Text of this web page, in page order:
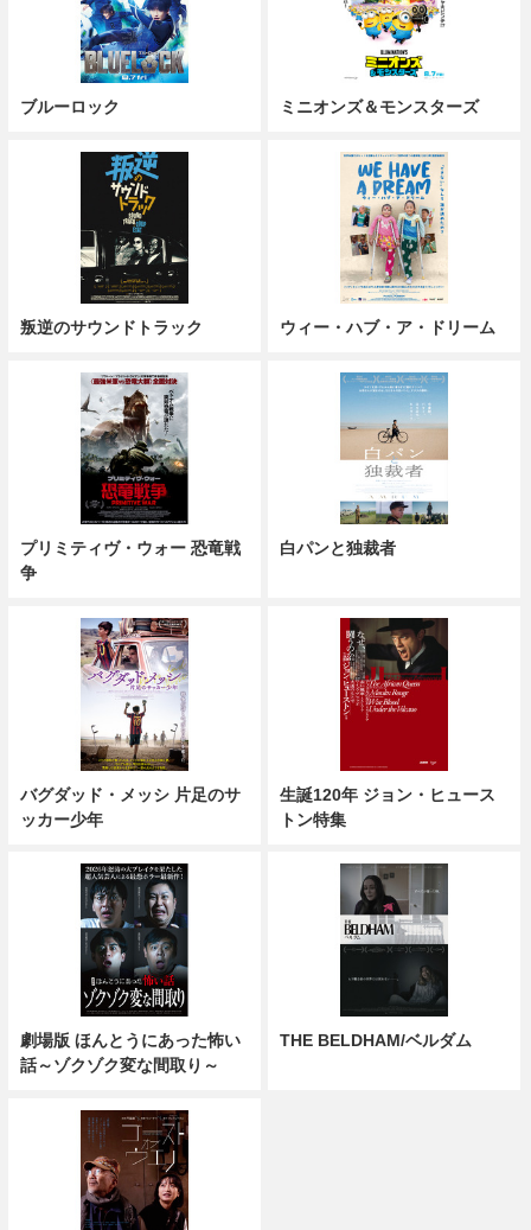
ブルーロック ミニオンズ＆モンスターズ
叛逆のサウンドトラック ウィー・ハブ・ア・ドリーム
プリミティヴ・ウォー 恐竜戦
争
白パンと独裁者
バグダッド・メッシ 片足のサ
ッカー少年
生誕120年 ジョン・ヒュース
トン特集
劇場版 ほんとうにあった怖い
話～ゾクゾク変な間取り～
THE BELDHAM/ベルダム